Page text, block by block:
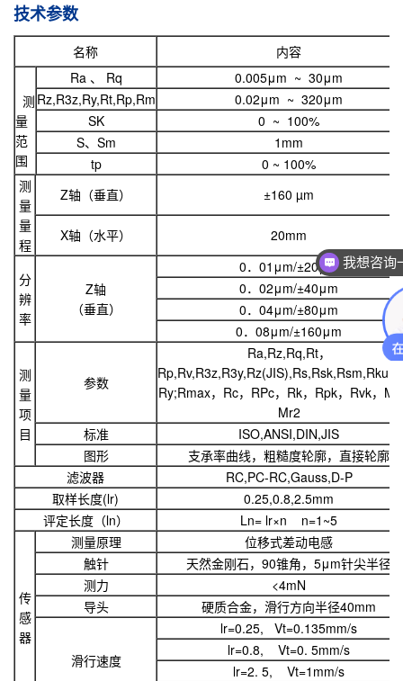
技术参数
名称 内容
测
量
范
围
Ra 、 Rq
0.005μm ~ 30μm
Rz,R3z,Ry,Rt,Rp,Rm
0.02μm ~ 320μm
SK
0 ~ 100%
S、Sm
1mm
tp
0 ~ 100%
测
量
量
程
Z轴（垂直） ±160 µm
X轴（水平） 20mm
分
辨
率
Z轴
（垂直）
0．01μm/±20μm
0．02μm/±40μm
0．04μm/±80μm
0．08μm/±160μm
测
量
项
目
参数
Ra,Rz,Rq,Rt，
Ry;Rmax，Rc，RPc，Rk，Rpk，Rvk，
Mr2
标准
ISO,ANSI,DIN,JIS
图形
支承率曲线，粗糙度轮廓，直接轮廓
滤波器
RC,PC-RC,Gauss,D-P
取样长度(lr)
0.25,0.8,2.5mm
评定长度（ln） Ln= lr×n n=1~5
传
感
器
测量原理
位移式差动电感
触针
天然金刚石，90锥角，5μm针尖半径
测力
<4mN
导头
硬质合金，滑行方向半径40mm
滑行速度
lr=0.25, Vt=0.135mm/s
lr=0.8, Vt=0. 5mm/s
lr=2. 5, Vt=1mm/s
我想咨询一个